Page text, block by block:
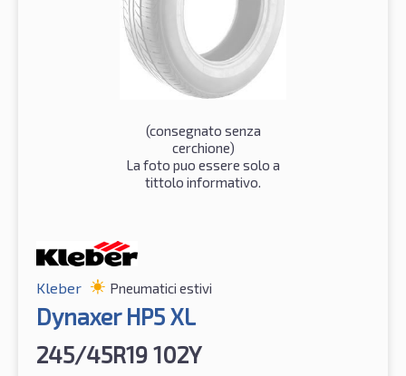
(consegnato senza
cerchione)
La foto puo essere solo a
tittolo informativo.
Kleber Pneumatici estivi
Dynaxer HP5 XL
245/45R19 102Y